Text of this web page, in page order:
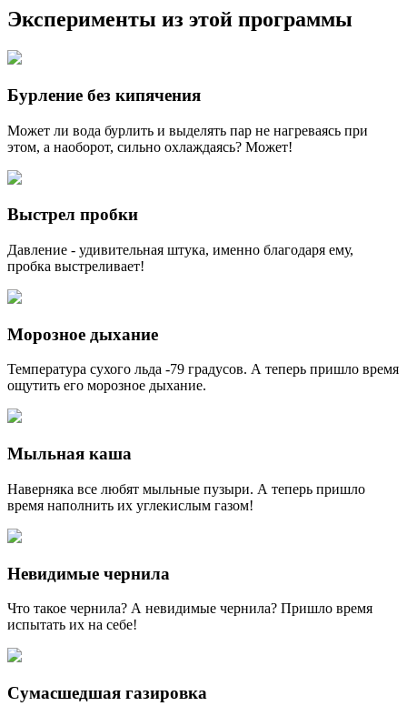
Эксперименты из этой программы
Бурление без кипячения
Может ли вода бурлить и выделять пар не нагреваясь при
этом, а наоборот, сильно охлаждаясь? Может!
Выстрел пробки
Давление - удивительная штука, именно благодаря ему,
пробка выстреливает!
Морозное дыхание
Температура сухого льда -79 градусов. А теперь пришло время
ощутить его морозное дыхание.
Мыльная каша
Наверняка все любят мыльные пузыри. А теперь пришло
время наполнить их углекислым газом!
Невидимые чернила
Что такое чернила? А невидимые чернила? Пришло время
испытать их на себе!
Сумасшедшая газировка